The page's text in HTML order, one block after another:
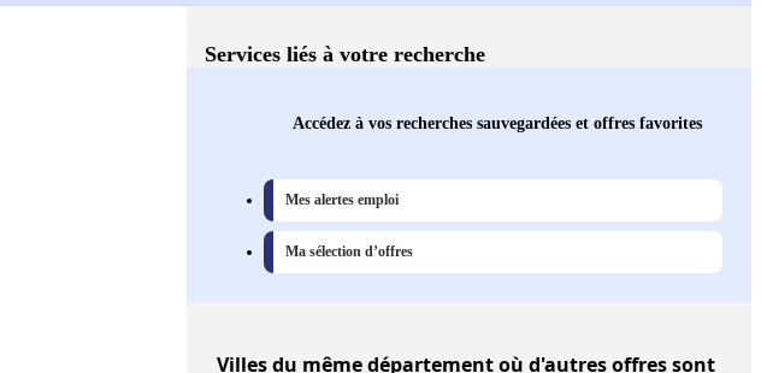
Services liés à votre recherche
Accédez à vos recherches sauvegardées et offres favorites
Mes alertes emploi
Ma sélection d’offres
Villesdu même département où d'autres offres sont